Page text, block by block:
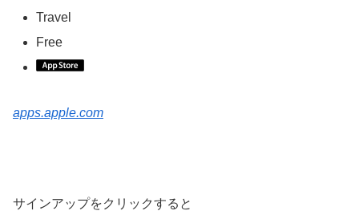
Travel
Free
apps.apple.com
サインアップをクリックすると